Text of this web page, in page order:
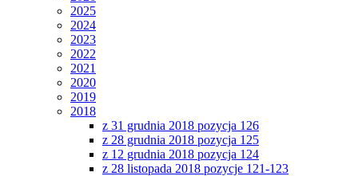
2025
2024
2023
2022
2021
2020
2019
2018
z 31 grudnia 2018 pozycja 126
z 28 grudnia 2018 pozycja 125
z 12 grudnia 2018 pozycja 124
z 28 listopada 2018 pozycje 121-123